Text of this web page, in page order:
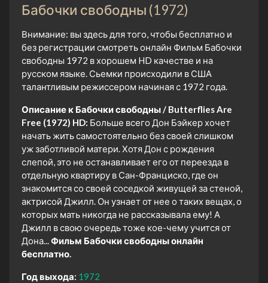
Бабочки свободны (1972)
Внимание: вы здесь для того, чтобы бесплатно и
без регистрации смотреть онлайн Фильм Бабочки
свободны 1972 в хорошем HD качестве и на
русском языке. Сьемки происходили в США
талантливым режиссером начиная с 1972 года.
Описание к Бабочки свободны / Butterflies Are
Free (1972) HD: Больше всего Дон Бэйкер хочет
начать жить самостоятельно без своей слишком
уж заботливой матери. Хотя Дон с рождения
слепой, это не останавливает его от переезда в
отдельную квартиру в Сан-Франциско, где он
знакомится со своей соседкой живущей за стеной,
актрисой Джилл. Он узнает от нее о таких вещах, о
которых мать никогда не рассказывала ему! А
Джилл в свою очередь тоже кое-чему учится от
Дона...Фильм Бабочки свободны онлайн
бесплатно.
Год выхода: 1972